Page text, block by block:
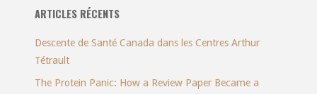
ARTICLES RÉCENTS
Descente de Santé Canada dans les Centres Arthur
Tétrault
The Protein Panic: How a Review Paper Became a